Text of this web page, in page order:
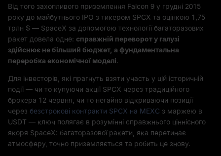
Від того захопливого приземлення Falcon 9 у грудні 2015
року до майбутнього IPO з тикером SPCX та оцінкою 1,75
трлн $ — SpaceX за допомогою технології багаторазових
ракет довела одне: справжній переворот у галузі
здійснює не більший бюджет, а фундаментальна
переробка економічної моделі.
Для інвесторів, які прагнуть взяти участь у цій історичній
події — чи то купуючи акції SPCX через традиційного
брокера 12 червня, чи то негайно відкриваючи позиції
через безстрокові контракти SPCX на MEXC з маржею в
USDT — ключ полягає в розумінні справжнього ціннісного
якоря SpaceX: багаторазової ракети, яка перетинає
атмосферу, точно приземляється та робить це знову.